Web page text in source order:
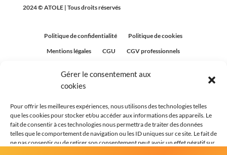
Gérer le consentement aux
cookies
Pour offrir les meilleures expériences, nous utilisons des technologies telles
que les cookies pour stocker et/ou accéder aux informations des appareils. Le
fait de consentir à ces technologies nous permettra de traiter des données
telles que le comportement de navigation ou les ID uniques sur ce site. Le fait de
ne pas consentir ou de retirer son consentement peut avoir un effet négatif sur
2024 © ATOLE | Tous droits réservés
Politique de confidentialité
Politique de cookies
Mentions légales
CGU
CGV professionnels